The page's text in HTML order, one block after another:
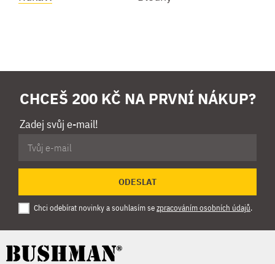
CHCEŠ 200 KČ NA PRVNÍ NÁKUP?
Zadej svůj e-mail!
ODESLAT
Chci odebírat novinky a souhlasím sezpracováním osobních údajů.